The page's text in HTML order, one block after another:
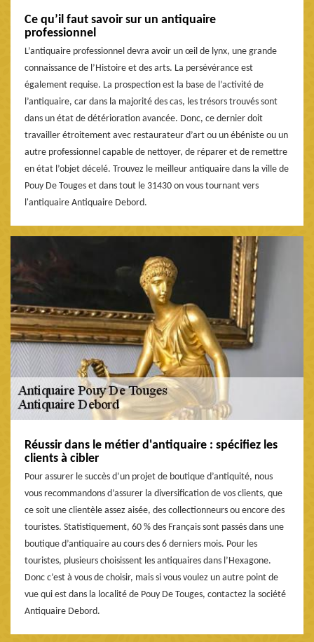
Ce qu’il faut savoir sur un antiquaire
professionnel
L’antiquaire professionnel devra avoir un œil de lynx, une grande
connaissance de l’Histoire et des arts. La persévérance est
également requise. La prospection est la base de l’activité de
l’antiquaire, car dans la majorité des cas, les trésors trouvés sont
dans un état de détérioration avancée. Donc, ce dernier doit
travailler étroitement avec restaurateur d’art ou un ébéniste ou un
autre professionnel capable de nettoyer, de réparer et de remettre
en état l’objet décelé. Trouvez le meilleur antiquaire dans la ville de
Pouy De Touges et dans tout le 31430 on vous tournant vers
l'antiquaire Antiquaire Debord.
Réussir dans le métier d'antiquaire : spécifiez les
clients à cibler
Pour assurer le succès d’un projet de boutique d’antiquité, nous
vous recommandons d’assurer la diversification de vos clients, que
ce soit une clientèle assez aisée, des collectionneurs ou encore des
touristes. Statistiquement, 60 % des Français sont passés dans une
boutique d’antiquaire au cours des 6 derniers mois. Pour les
touristes, plusieurs choisissent les antiquaires dans l’Hexagone.
Donc c’est à vous de choisir, mais si vous voulez un autre point de
vue qui est dans la localité de Pouy De Touges, contactez la société
Antiquaire Debord.